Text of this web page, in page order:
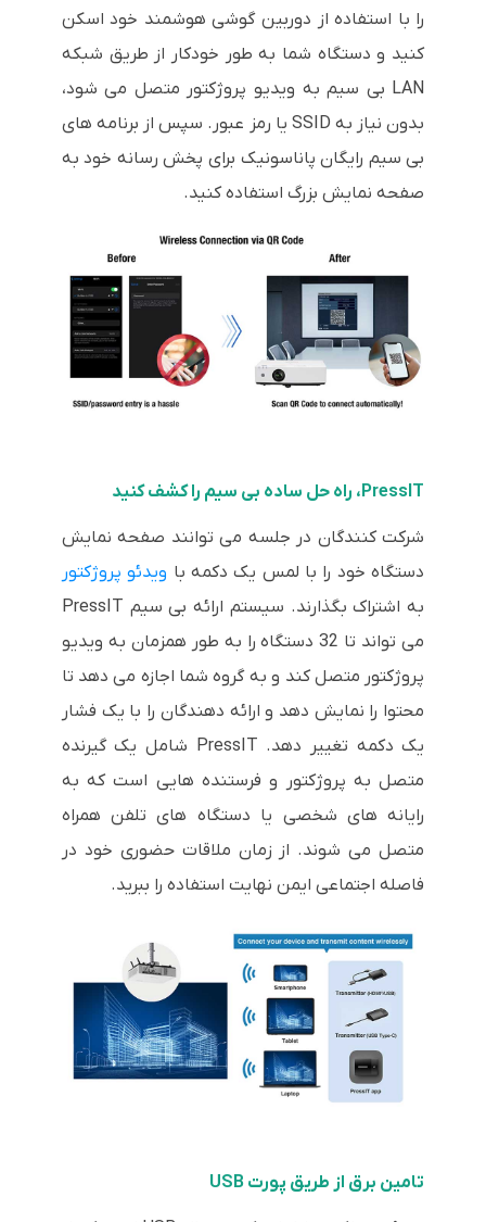
را با استفاده از دوربین گوشی هوشمند خود اسکن
کنید و دستگاه شما به طور خودکار از طریق شبکه
LAN بی سیم به ویدیو پروژکتور متصل می شود،
بدون نیاز به SSID یا رمز عبور. سپس از برنامه های
بی سیم رایگان پاناسونیک برای پخش رسانه خود به
صفحه نمایش بزرگ استفاده کنید.
PressIT، راه حل ساده بی سیم را کشف کنید
شرکت کنندگان در جلسه می توانند صفحه نمایش
دستگاه خود را با لمس یک دکمه با ویدئو پروژکتور
به اشتراک بگذارند. سیستم ارائه بی سیم PressIT
می تواند تا 32 دستگاه را به طور همزمان به ویدیو
پروژکتور متصل کند و به گروه شما اجازه می دهد تا
محتوا را نمایش دهد و ارائه دهندگان را با یک فشار
یک دکمه تغییر دهد. PressIT شامل یک گیرنده
متصل به پروژکتور و فرستنده هایی است که به
رایانه های شخصی یا دستگاه های تلفن همراه
متصل می شوند. از زمان ملاقات حضوری خود در
فاصله اجتماعی ایمن نهایت استفاده را ببرید.
تامین برق از طریق پورت USB